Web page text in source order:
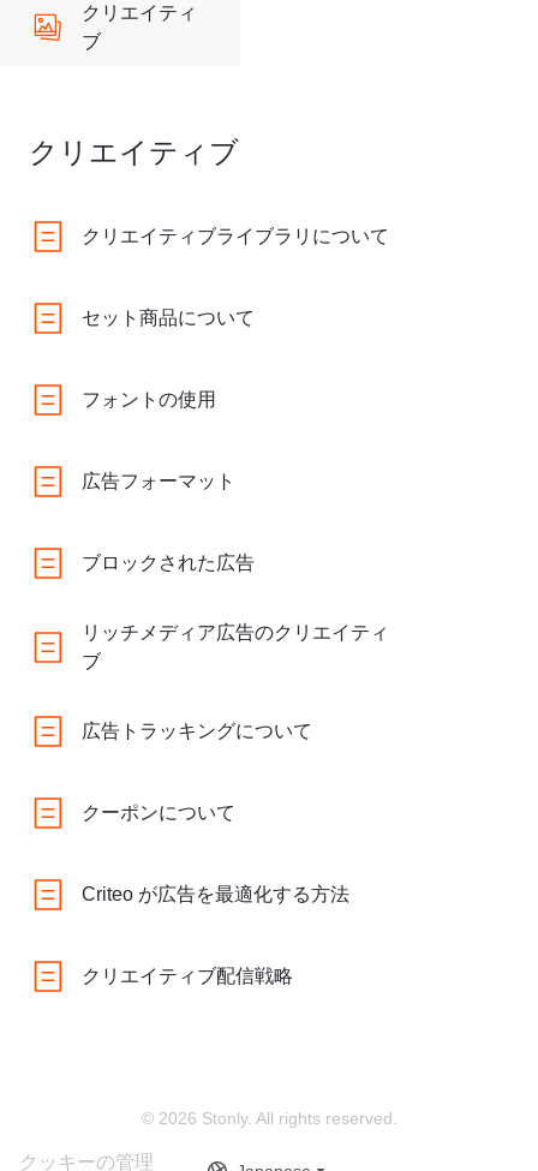
クリエイティ
ブ
クリエイティブ
クリエイティブライブラリについて
セット商品について
フォントの使用
広告フォーマット
ブロックされた広告
リッチメディア広告のクリエイティ
ブ
広告トラッキングについて
クーポンについて
Criteo が広告を最適化する方法
クリエイティブ配信戦略
© 2026 Stonly. All rights reserved.
クッキーの管理